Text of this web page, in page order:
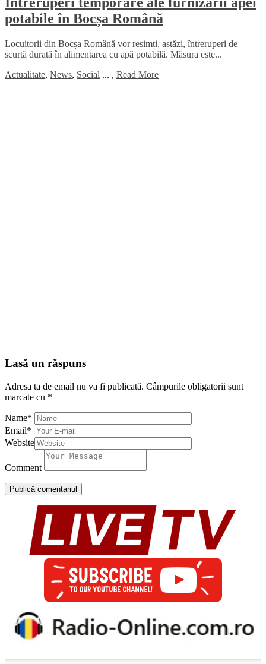
potabile în Bocșa Română
Locuitorii din Bocșa Română vor resimți, astăzi, întreruperi de
scurtă durată în alimentarea cu apă potabilă. Măsura este...
Actualitate, News, Social ... , Read More
Lasă un răspuns
Adresa ta de email nu va fi publicată. Câmpurile obligatorii sunt
marcate cu *
Name*
Email*
Website
Comment